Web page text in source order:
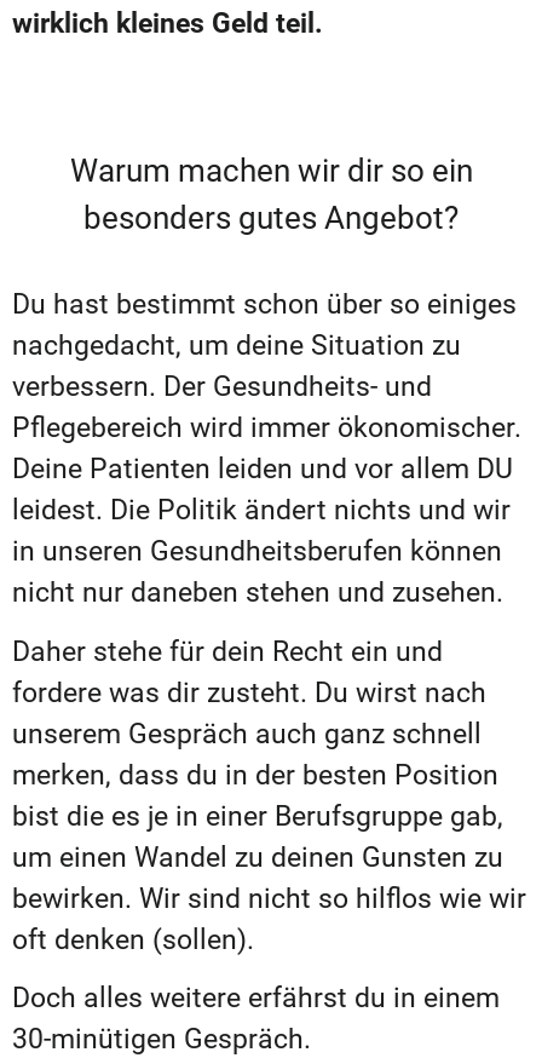
wirklich kleines Geld teil.
Warum machen wir dir so ein
besonders gutes Angebot?
Du hast bestimmt schon über so einiges
nachgedacht, um deine Situation zu
verbessern. Der Gesundheits- und
Pflegebereich wird immer ökonomischer.
Deine Patienten leiden und vor allem DU
leidest. Die Politik ändert nichts und wir
in unseren Gesundheitsberufen können
nicht nur daneben stehen und zusehen.
Daher stehe für dein Recht ein und
fordere was dir zusteht. Du wirst nach
unserem Gespräch auch ganz schnell
merken, dass du in der besten Position
bist die es je in einer Berufsgruppe gab,
um einen Wandel zu deinen Gunsten zu
bewirken. Wir sind nicht so hilflos wie wir
oft denken (sollen).
Doch alles weitere erfährst du in einem
30-minütigen Gespräch.